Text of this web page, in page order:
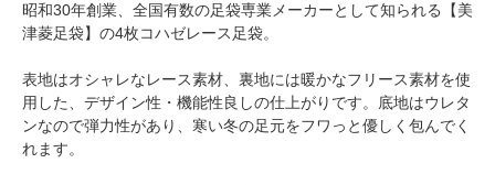
昭和30年創業、全国有数の足袋専業メーカーとして知られる【美
津菱足袋】の4枚コハゼレース足袋。
表地はオシャレなレース素材、裏地には暖かなフリース素材を使
用した、デザイン性・機能性良しの仕上がりです。底地はウレタ
ンなので弾力性があり、寒い冬の足元をフワっと優しく包んでく
れます。